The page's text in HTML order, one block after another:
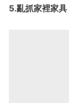
5.亂抓家裡家具